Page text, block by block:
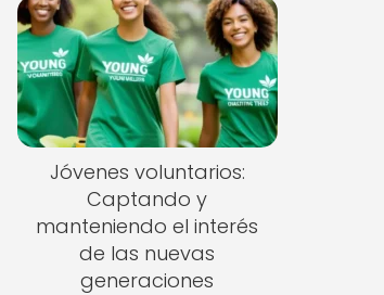
Jóvenes voluntarios:
Captando y
manteniendo el interés
de las nuevas
generaciones